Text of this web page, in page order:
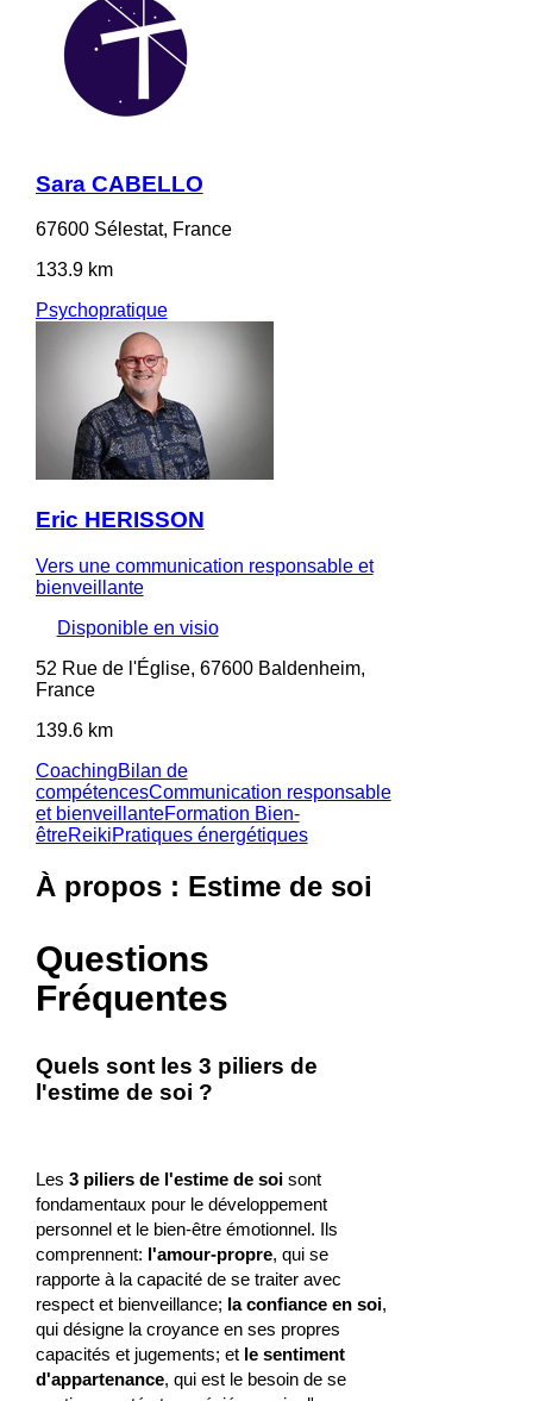
Sara CABELLO
67600 Sélestat, France
133.9 km
Psychopratique
Eric HERISSON
Vers une communication responsable et
bienveillante
Disponible en visio
52 Rue de l'Église, 67600 Baldenheim,
France
139.6 km
CoachingBilan de
compétencesCommunication responsable
et bienveillanteFormation Bien-
êtreReikiPratiques énergétiques
À propos : Estime de soi
Questions
Fréquentes
Quels sont les 3 piliers de
l'estime de soi ?
Les 3 piliers de l'estime de soisont
fondamentaux pour le développement
personnel et le bien-être émotionnel. Ils
comprennent: l'amour-propre, qui se
rapporte à la capacité de se traiter avec
respect et bienveillance; la confiance en soi,
qui désigne la croyance en ses propres
capacités et jugements; et le sentiment
d'appartenance, qui est le besoin de se